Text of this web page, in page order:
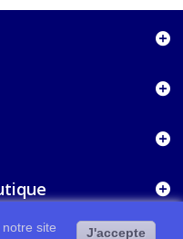
site
J'accepte